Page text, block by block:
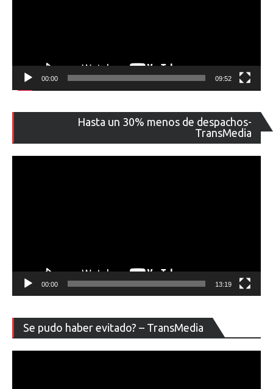
00:00 09:52
Hasta un 30% menos de despachos-
TransMedia
de
00:00 13:19
Se pudo haber evitado? – TransMedia
de